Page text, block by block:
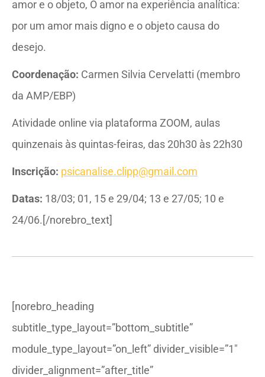
amor e o objeto, O amor na experiência analítica:
por um amor mais digno e o objeto causa do
desejo.
Coordenação: Carmen Silvia Cervelatti (membro
da AMP/EBP)
Atividade online via plataforma ZOOM, aulas
quinzenais às quintas-feiras, das 20h30 às 22h30
Inscrição: psicanalise.clipp@gmail.com
Datas: 18/03; 01, 15 e 29/04; 13 e 27/05; 10 e
24/06.[/norebro_text]
[norebro_heading
subtitle_type_layout=”bottom_subtitle”
module_type_layout=”on_left” divider_visible=”1″
divider_alignment=”after_title”